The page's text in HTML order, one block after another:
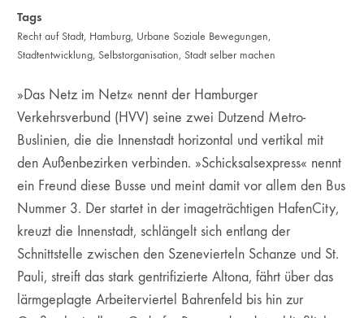
Tags
Recht auf Stadt, Hamburg, Urbane Soziale Bewegungen,
Stadtentwicklung, Selbstorganisation, Stadt selber machen
»Das Netz im Netz« nennt der Hamburger
Verkehrsverbund (HVV) seine zwei Dutzend Metro-
Buslinien, die die Innen­stadt horizontal und vertikal mit
den Außenbezirken verbinden. »Schicksalsexpress« nennt
ein Freund diese Busse und meint damit vor allem den Bus
Nummer 3. Der startet in der imageträchtigen HafenCity,
kreuzt die Innenstadt, schlängelt sich entlang der
Schnittstelle zwischen den Szene­vierteln Schanze und St.
Pauli, streift das stark gentrifizierte Altona, fährt über das
lärmgeplagte Arbeiterviertel Bahrenfeld bis hin zur